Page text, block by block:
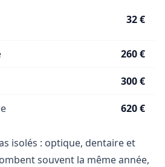
32 €
260 €
300 €
620 €
isolés : optique, dentaire et
souvent la même année,